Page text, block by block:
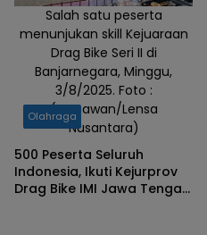
Salah satu peserta
menunjukan skill Kejuaraan
Drag Bike Seri II di
Banjarnegara, Minggu,
3/8/2025. Foto :
(Gunawan/Lensa
Nusantara)
Olahraga
‎500 Peserta Seluruh
Indonesia, Ikuti Kejurprov
Drag Bike IMI Jawa Tengah